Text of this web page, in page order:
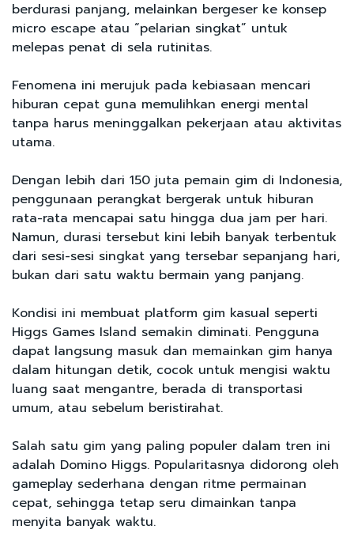
berdurasi panjang, melainkan bergeser ke konsep
micro escape atau “pelarian singkat” untuk
melepas penat di sela rutinitas.
Fenomena ini merujuk pada kebiasaan mencari
hiburan cepat guna memulihkan energi mental
tanpa harus meninggalkan pekerjaan atau aktivitas
utama.
Dengan lebih dari 150 juta pemain gim di Indonesia,
penggunaan perangkat bergerak untuk hiburan
rata-rata mencapai satu hingga dua jam per hari.
Namun, durasi tersebut kini lebih banyak terbentuk
dari sesi-sesi singkat yang tersebar sepanjang hari,
bukan dari satu waktu bermain yang panjang.
Kondisi ini membuat platform gim kasual seperti
Higgs Games Island semakin diminati. Pengguna
dapat langsung masuk dan memainkan gim hanya
dalam hitungan detik, cocok untuk mengisi waktu
luang saat mengantre, berada di transportasi
umum, atau sebelum beristirahat.
Salah satu gim yang paling populer dalam tren ini
adalah Domino Higgs. Popularitasnya didorong oleh
gameplay sederhana dengan ritme permainan
cepat, sehingga tetap seru dimainkan tanpa
menyita banyak waktu.